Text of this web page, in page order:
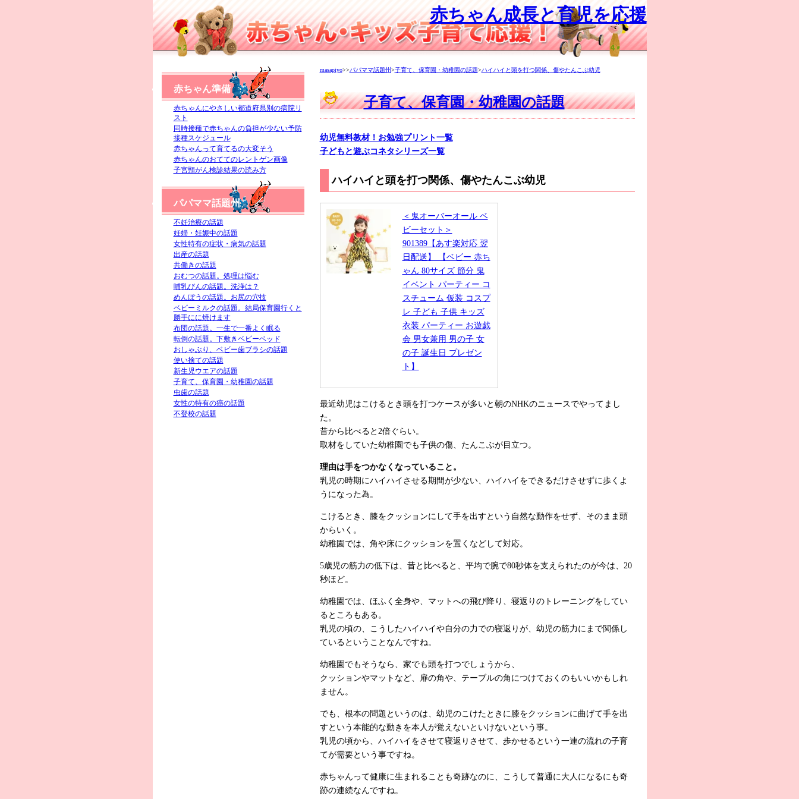
赤ちゃん成長と育児を応援
masapiyo>>パパママ話題州>子育て、保育園・幼稚園の話題>ハイハイと頭を打つ関係、傷やたんこぶ幼児
子育て、保育園・幼稚園の話題
幼児無料教材！お勉強プリント一覧
子どもと遊ぶコネタシリーズ一覧
ハイハイと頭を打つ関係、傷やたんこぶ幼児
＜鬼オーバーオール ベ
ビーセット＞
901389【あす楽対応 翌
日配送】 【ベビー 赤ち
ゃん 80サイズ 節分 鬼
イベント パーティー コ
スチューム 仮装 コスプ
レ 子ども 子供 キッズ
衣装 パーティー お遊戯
会 男女兼用 男の子 女
の子 誕生日 プレゼン
ト】
最近幼児はこけるとき頭を打つケースが多いと朝のNHKのニュースでやってまし
た。
昔から比べると2倍ぐらい。
取材をしていた幼稚園でも子供の傷、たんこぶが目立つ。
理由は手をつかなくなっていること。
乳児の時期にハイハイさせる期間が少ない、ハイハイをできるだけさせずに歩くよ
うになった為。
こけるとき、膝をクッションにして手を出すという自然な動作をせず、そのまま頭
からいく。
幼稚園では、角や床にクッションを置くなどして対応。
5歳児の筋力の低下は、昔と比べると、平均で腕で80秒体を支えられたのが今は、20
秒ほど。
幼稚園では、ほふく全身や、マットへの飛び降り、寝返りのトレーニングをしてい
るところもある。
乳児の頃の、こうしたハイハイや自分の力での寝返りが、幼児の筋力にまで関係し
ているということなんですね。
幼稚園でもそうなら、家でも頭を打つでしょうから、
クッションやマットなど、扉の角や、テーブルの角につけておくのもいいかもしれ
ません。
でも、根本の問題というのは、幼児のこけたときに膝をクッションに曲げて手を出
すという本能的な動きを本人が覚えないといけないという事。
乳児の頃から、ハイハイをさせて寝返りさせて、歩かせるという一連の流れの子育
てが需要という事ですね。
赤ちゃんって健康に生まれることも奇跡なのに、こうして普通に大人になるにも奇
跡の連続なんですね。
赤ちゃん準備
赤ちゃんにやさしい都道府県別の病院リ
スト
同時接種で赤ちゃんの負担が少ない予防
接種スケジュール
赤ちゃんって育てるの大変そう
赤ちゃんのおててのレントゲン画像
子宮頸がん検診結果の読み方
パパママ話題州
不妊治療の話題
妊婦・妊娠中の話題
女性特有の症状・病気の話題
出産の話題
共働きの話題
おむつの話題。処理は悩む
哺乳びんの話題。洗浄は？
めんぼうの話題。お尻の穴技
ベビーミルクの話題。結局保育園行くと
勝手にに焼けます
布団の話題。一生で一番よく眠る
転倒の話題。下敷きベビーベッド
おしゃぶり、ベビー歯ブラシの話題
使い捨ての話題
新生児ウエアの話題
子育て、保育園・幼稚園の話題
虫歯の話題
女性の特有の癌の話題
不登校の話題